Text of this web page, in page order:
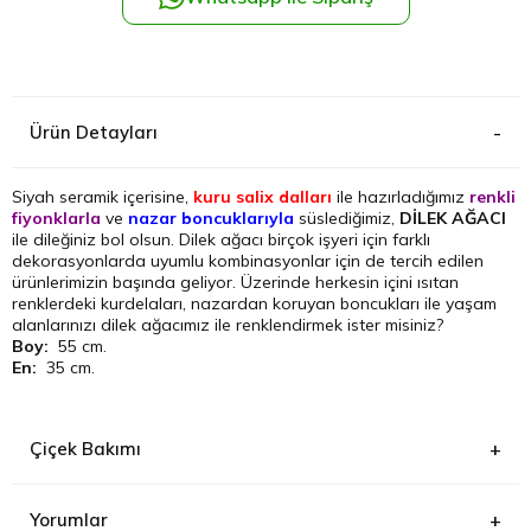
Ürün Detayları
Siyah seramik içerisine, kuru salix dalları ile hazırladığımız renkli
fiyonklarla ve nazar boncuklarıyla süslediğimiz, DİLEK AĞACI
ile dileğiniz bol olsun. Dilek ağacı birçok işyeri için farklı
dekorasyonlarda uyumlu kombinasyonlar için de tercih edilen
ürünlerimizin başında geliyor. Üzerinde herkesin içini ısıtan
renklerdeki kurdelaları, nazardan koruyan boncukları ile yaşam
alanlarınızı dilek ağacımız ile renklendirmek ister misiniz?
Boy: 55 cm.
En: 35 cm.
Çiçek Bakımı
Yorumlar
Şişli